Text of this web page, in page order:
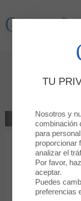
Gran Via 2
VOLVER A LA
Tu clasificación 4
3
2
Mensaje
TU
Nosotros y
combinación
para
proporcionar
analizar el
Por favor,
aceptar.
Puedes
preferencias